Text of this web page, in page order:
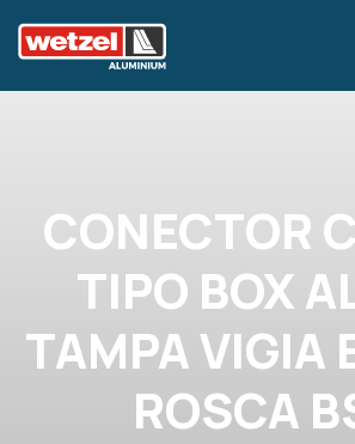
CONECTOR
TIPO BOX
TAMPA VIGIA
ROSCA